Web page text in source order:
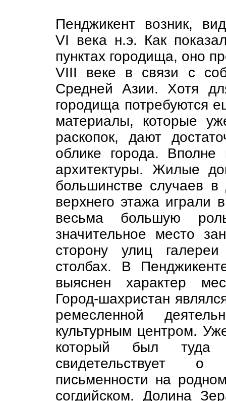
Пенджикент возник,
VI века н.э. Как
пунктах городища, оно
VIII веке в связи с
Средней Азии. Хотя
городища потребуются
материалы, которые
раскопок, дают
облике города. Вполне
архитектуры. Жилые
большинстве случаев
верхнего этажа играли
весьма большую
значительное место
сторону улиц
столбах. В
выяснен характер
Город-шахристан
ремесленной
культурным центром.
который был туда
свидетельствует о
письменности на
согдийском. Долина